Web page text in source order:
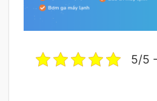
5/5